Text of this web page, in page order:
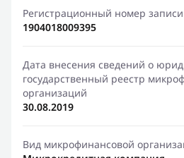
Регистрационный номер записи
1904018009395
Дата внесения сведений о
государственный реестр
организаций
30.08.2019
Вид микрофинансовой